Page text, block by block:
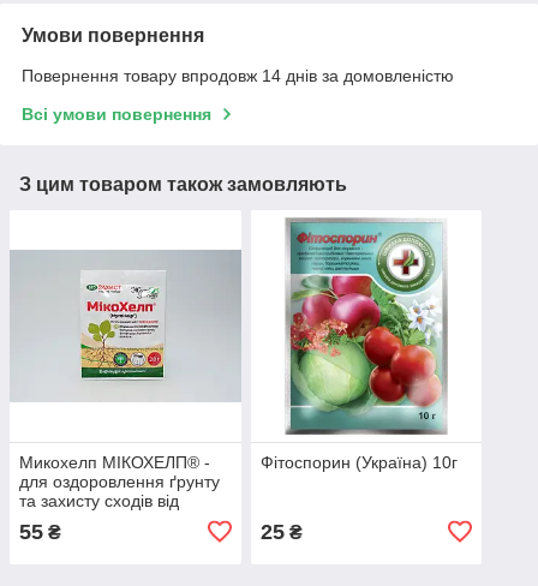
Умови повернення
Повернення товару впродовж 14 днів за домовленістю
Всі умови повернення
З цим товаром також замовляють
Микохелп МІКОХЕЛП® -
для оздоровлення ґрунту
та захисту сходів від
55 ₴
Фітоспорин (Україна) 10г
25₴